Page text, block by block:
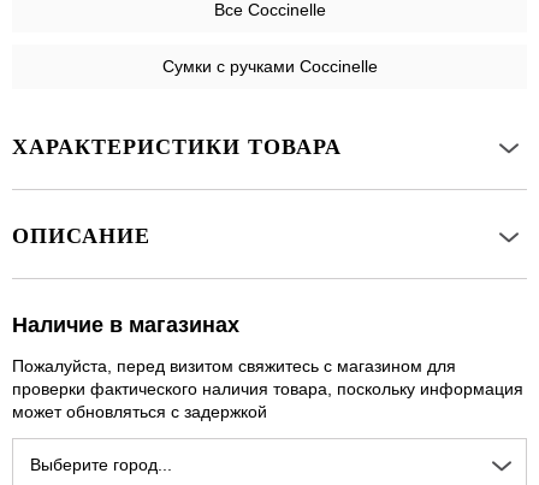
Все Coccinelle
Сумки с ручками Coccinelle
ХАРАКТЕРИСТИКИ ТОВАРА
ОПИСАНИЕ
Наличие в магазинах
Пожалуйста, перед визитом свяжитесь с магазином для
проверки фактического наличия товара, поскольку информация
может обновляться с задержкой
Выберите город...